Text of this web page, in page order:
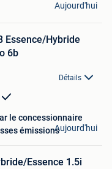
Aujourd'hui
Essence/Hybride
6b
Détails
le concessionnaire
émissionsAujourd'hui
Essence 1.5i